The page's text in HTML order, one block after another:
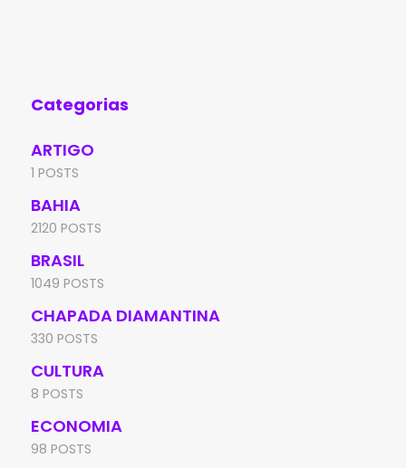
Categorias
ARTIGO
1 POSTS
BAHIA
2120 POSTS
BRASIL
1049 POSTS
CHAPADA DIAMANTINA
330 POSTS
CULTURA
8 POSTS
ECONOMIA
98 POSTS